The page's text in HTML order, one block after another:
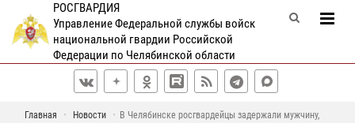
РОСГВАРДИЯ
Управление Федеральной службы войск
национальной гвардии Российской
Федерации по Челябинской области
Главная Новости
В Челябинске росгвардейцы задержали мужчину,